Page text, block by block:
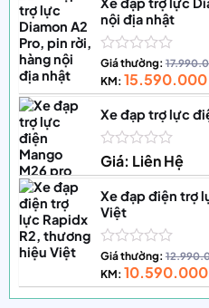
Video hướng
5
sao
nội địa nhật
Được
xếp
hạng
0
5
sao
Giá thường:
KM: 15.590.000
Xe đạp trợ lực
Được
xếp
0
5
sao
Giá: Liên Hệ
Xe đạp điện trợ
Việt
Được
xếp
hạng
0
Giá thường:
KM: 10.590.000